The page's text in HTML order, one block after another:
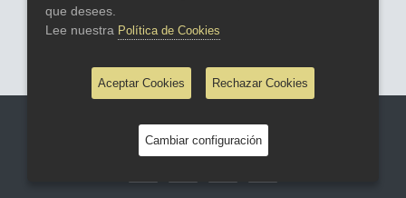
© 2026 Comercial Lata
que desees.
Lee nuestra Política de Cookies
Aceptar Cookies Rechazar Cookies
Cambiar configuración